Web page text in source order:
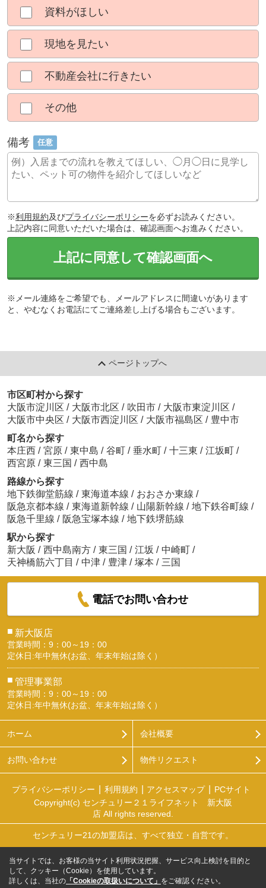
資料がほしい
現地を見たい
不動産会社に行きたい
その他
備考 任意
※利用規約及びプライバシーポリシーを必ずお読みください。
上記内容に同意いただいた場合は、確認画面へお進みください。
上記に同意して確認画面へ
※メール連絡をご希望でも、メールアドレスに間違いがあります
と、やむなくお電話にてご連絡差し上げる場合もございます。
ページトップへ
市区町村から探す
大阪市淀川区 / 大阪市北区 / 吹田市 / 大阪市東淀川区 /
大阪市中央区 / 大阪市西淀川区 / 大阪市福島区 / 豊中市
町名から探す
本庄西 / 宮原 / 東中島 / 谷町 / 垂水町 / 十三東 / 江坂町 /
西宮原 / 東三国 / 西中島
路線から探す
地下鉄御堂筋線 / 東海道本線 / おおさか東線 /
阪急京都本線 / 東海道新幹線 / 山陽新幹線 / 地下鉄谷町線 /
阪急千里線 / 阪急宝塚本線 / 地下鉄堺筋線
駅から探す
新大阪 / 西中島南方 / 東三国 / 江坂 / 中崎町 /
天神橋筋六丁目 / 中津 / 豊津 / 塚本 / 三国
電話でお問い合わせ
■ 新大阪店
営業時間：9：00～19：00
定休日:年中無休(お盆、年末年始は除く）
■ 管理事業部
営業時間：9：00～19：00
定休日:年中無休(お盆、年末年始は除く）
ホーム 会社概要
お問い合わせ 物件リクエスト
プライバシーポリシー 利用規約 アクセスマップ
PCサイト
Copyright(c) センチュリー２１ライフネット 新大阪
店 All rights reserved.
センチュリー21の加盟店は、すべて独立・自営です。
当サイトでは、お客様の当サイト利用状況把握、サービス向上検討を目的と
して、クッキー（Cookie）を使用しています。
詳しくは、当社の 「Cookieの取扱いについて」 をご確認ください。